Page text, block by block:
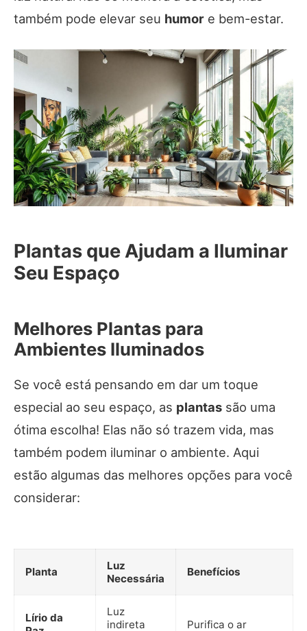
também pode elevar seu humor e bem-estar.
Plantas que Ajudam a Iluminar
Seu Espaço
Melhores Plantas para
Ambientes Iluminados
Se você está pensando em dar um toque
especial ao seu espaço, as plantas são uma
ótima escolha! Elas não só trazem vida, mas
também podem iluminar o ambiente. Aqui
estão algumas das melhores opções para você
considerar:
Planta
Luz
Necessária
Benefícios
Lírio da
Luz
indireta
Purifica o ar